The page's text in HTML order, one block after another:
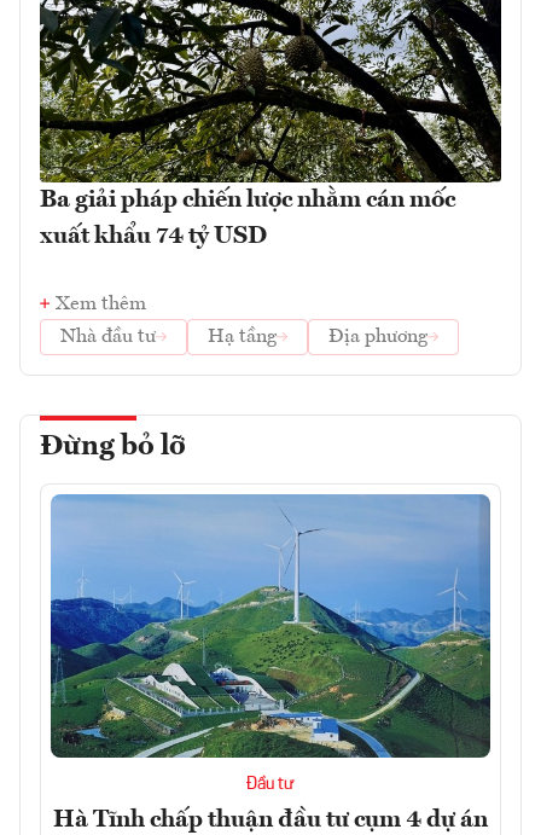
Ba giải pháp chiến lược nhằm cán mốc
xuất khẩu 74 tỷ USD
Xem thêm
Nhà đầu tư
Hạ tầng Địa phương
Đừng bỏ lỡ
Đầu tư
Hà Tĩnh chấp thuận đầu tư cụm 4 dự án